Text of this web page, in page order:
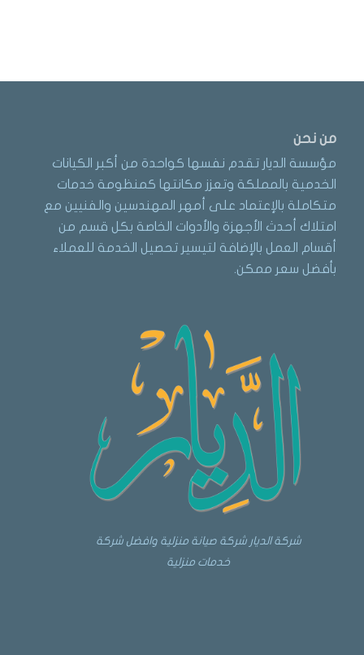
من نحن
مؤسسة الديار تقدم نفسها كواحدة من أكبر الكيانات
الخدمية بالمملكة وتعزز مكانتها كمنظومة خدمات
متكاملة بالإعتماد على أمهر المهندسين والفنيين مع
امتلاك أحدث الأجهزة والأدوات الخاصة بكل قسم من
أقسام العمل بالإضافة لتيسير تحصيل الخدمة للعملاء
بأفضل سعر ممكن.
شركة الديار شركة صيانة منزلية وافضل شركة
خدمات منزلية